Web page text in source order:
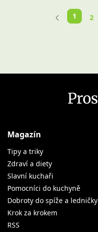
1 2
Magazín
Tipy a triky
Zdraví a diety
Slavní kuchaři
Pomocníci do kuchyně
Dobroty do spíže a ledničky
Krok za krokem
RSS